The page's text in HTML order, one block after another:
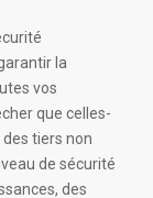
la
vos
que celles-
tiers non
de sécurité
des